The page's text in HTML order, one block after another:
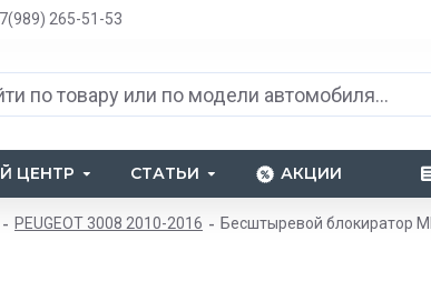
265-51-53
ЦЕНТР СТАТЬИ АКЦИИ
PEUGEOT 3008 2010-2016 Бесштыревой блокиратор